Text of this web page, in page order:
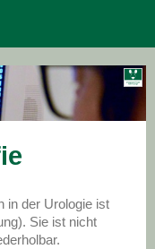
in der Urologie ist
Sie ist nicht